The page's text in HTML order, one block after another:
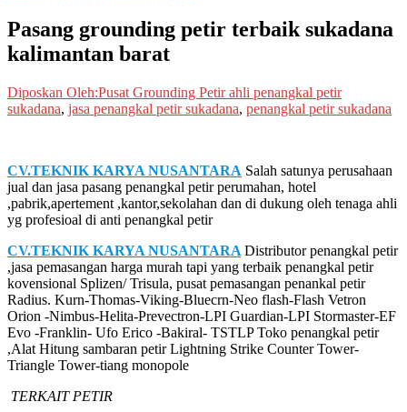
Pasang grounding petir terbaik sukadana
kalimantan barat
Diposkan Oleh:Pusat Grounding Petirahli penangkal petir
sukadana, jasa penangkal petir sukadana, penangkal petir sukadana
CV.TEKNIK KARYA NUSANTARA Salah satunya perusahaan
jual dan jasa pasang penangkal petir perumahan, hotel
,pabrik,apertement ,kantor,sekolahan dan di dukung oleh tenaga ahli
yg profesioal di anti penangkal petir
CV.TEKNIK KARYA NUSANTARA Distributor penangkal petir
,jasa pemasangan harga murah tapi yang terbaik penangkal petir
kovensional Splizen/ Trisula, pusat pemasangan penankal petir
Radius. Kurn-Thomas-Viking-Bluecrn-Neo flash-Flash Vetron
Orion -Nimbus-Helita-Prevectron-LPI Guardian-LPI Stormaster-EF
Evo -Franklin- Ufo Erico -Bakiral- TSTLP Toko penangkal petir
,Alat Hitung sambaran petir Lightning Strike Counter Tower-
Triangle Tower-tiang monopole
TERKAIT PETIR